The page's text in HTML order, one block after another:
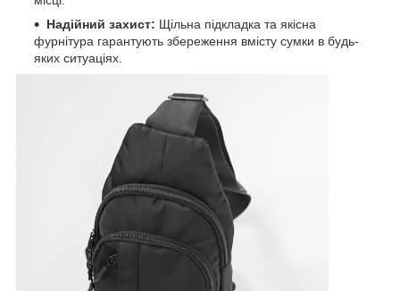
Надійний захист: Щільна підкладка та якісна
фурнітура гарантують збереження вмісту сумки в будь-
яких ситуаціях.